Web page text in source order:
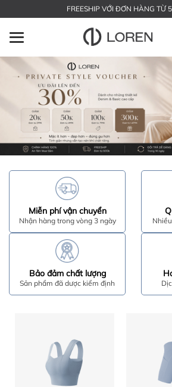
FREESHIP VỚI ĐƠN HÀNG TỪ
Miễn phí vận chuyển
Nhận hàng trong vòng 3 ngày
Bảo đảm chất lượng
Sản phẩm đã dược kiểm định